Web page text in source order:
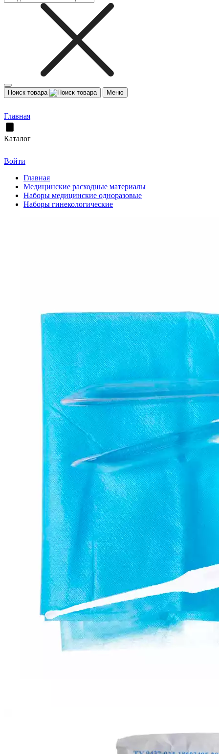
Поиск товара Меню
Главная
Каталог
Войти
Главная
Медицинские расходные материалы
Наборы медицинские одноразовые
Наборы гинекологические